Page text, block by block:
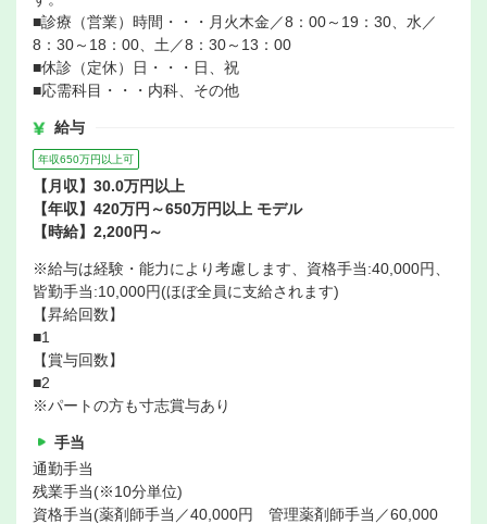
■診療（営業）時間・・・月火木金／8：00～19：30、水／
8：30～18：00、土／8：30～13：00
■休診（定休）日・・・日、祝
■応需科目・・・内科、その他
給与
年収650万円以上可
【月収】30.0万円以上
【年収】420万円～650万円以上 モデル
【時給】2,200円～
※給与は経験・能力により考慮します、資格手当:40,000円、
皆勤手当:10,000円(ほぼ全員に支給されます)
【昇給回数】
■1
【賞与回数】
■2
※パートの方も寸志賞与あり
手当
通勤手当
残業手当(※10分単位)
資格手当(薬剤師手当／40,000円 管理薬剤師手当／60,000